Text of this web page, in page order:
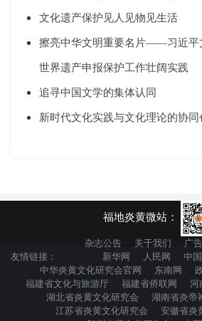
文化遗产保护见人见物见生活
擦亮中华文明重要名片——习近平
世界遗产申报保护工作壮阔实践
追寻中国文学的集体认同
新时代文化实践与文化理论的协同
福地炎黄微站：
杂志公告 关于我们
广
友情链接：
新华网 人民网 中
中华炎黄文化研究会官网
东南网
福建省文化与旅游厅
福建省侨联网
河
湖北省炎黄文化研究会
湖南省炎帝
江苏省炎黄文化研究会
安徽省炎